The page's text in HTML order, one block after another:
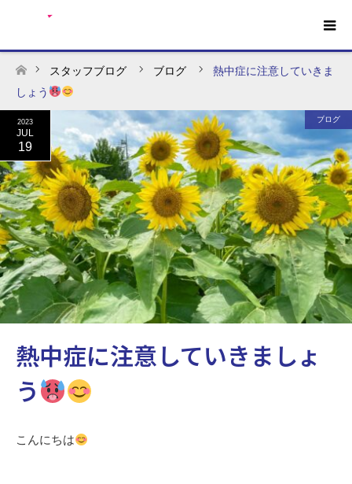
ホーム
スタッフブログ ブログ
熱中症に注意していきま
しょう
2023
JUL
19
ブログ
熱中症に注意していきましょ
う
こんにちは